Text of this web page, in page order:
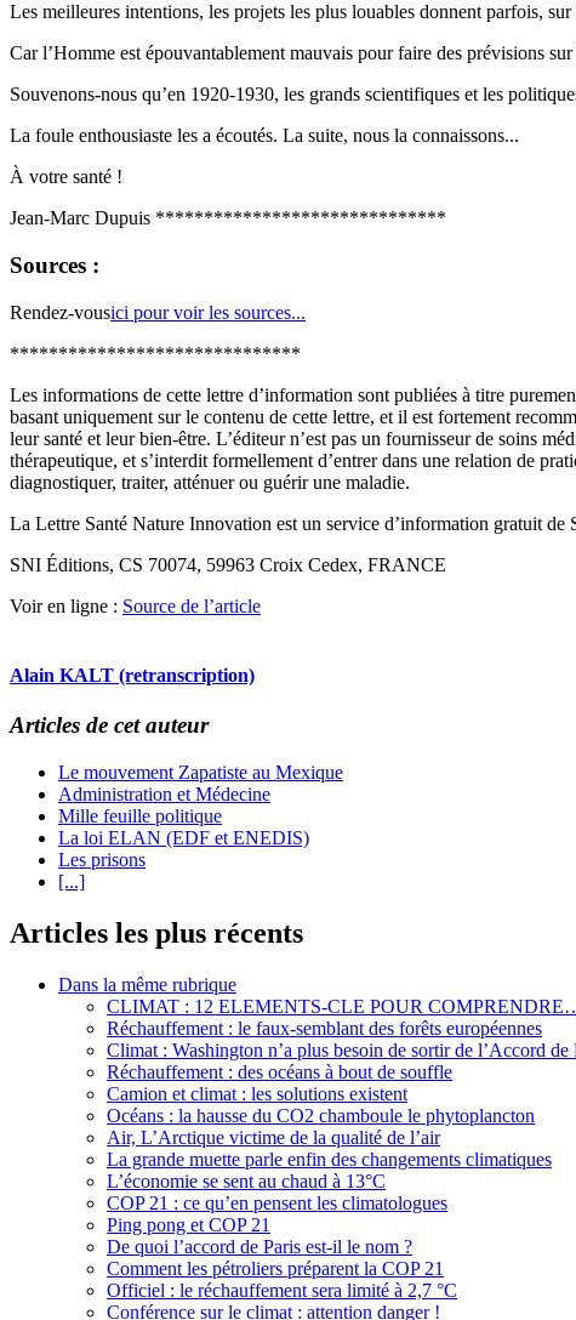
Les meilleures intentions, les projets les plus louables donnent parfois,
Car l’Homme est épouvantablement mauvais pour faire des prévisions
Souvenons-nous qu’en 1920-1930, les grands scientifiques et les
La foule enthousiaste les a écoutés. La suite, nous la connaissons...
À votre santé !
Jean-Marc Dupuis ******************************
Sources :
Rendez-vousici pour voir les sources...
******************************
Les informations de cette lettre d’information sont publiées à titre
basant uniquement sur le contenu de cette lettre, et il est fortement
leur santé et leur bien-être. L’éditeur n’est pas un fournisseur de soins
thérapeutique, et s’interdit formellement d’entrer dans une relation de
diagnostiquer, traiter, atténuer ou guérir une maladie.
La Lettre Santé Nature Innovation est un service d’information gratuit
SNI Éditions, CS 70074, 59963 Croix Cedex, FRANCE
Voir en ligne : Source de l’article
Alain KALT (retranscription)
Articles de cet auteur
Le mouvement Zapatiste au Mexique
Administration et Médecine
Mille feuille politique
La loi ELAN (EDF et ENEDIS)
Les prisons
[...]
Articles les plus récents
Dans la même rubrique
CLIMAT : 12 ELEMENTS-CLE POUR
Réchauffement : le faux-semblant des forêts européennes
Climat : Washington n’a plus besoin de sortir de l’Accord de
Réchauffement : des océans à bout de souffle
Camion et climat : les solutions existent
Océans : la hausse du CO2 chamboule le phytoplancton
Air, L’Arctique victime de la qualité de l’air
La grande muette parle enfin des changements climatiques
L’économie se sent au chaud à 13°C
COP 21 : ce qu’en pensent les climatologues
Ping pong et COP 21
De quoi l’accord de Paris est-il le nom ?
Comment les pétroliers préparent la COP 21
Officiel : le réchauffement sera limité à 2,7 °C
Conférence sur le climat : attention danger !